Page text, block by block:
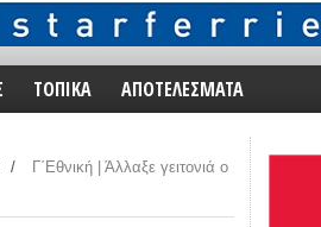
ΤΟΠΙΚΑ ΑΠΟΤΕΛΕΣΜΑΤΑ
/
Γ΄Εθνική | Άλλαξε γειτονιά ο